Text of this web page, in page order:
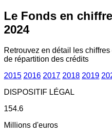
Le Fonds en
2024
Retrouvez en détail les
de répartition des crédits
2015 2016 2017 2018 2019
DISPOSITIF LÉGAL
154.6
Millions d'euros